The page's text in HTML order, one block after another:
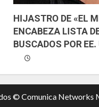
HIJASTRO DE «EL
ENCABEZA LISTA
BUSCADOS POR EE.
© Comunica